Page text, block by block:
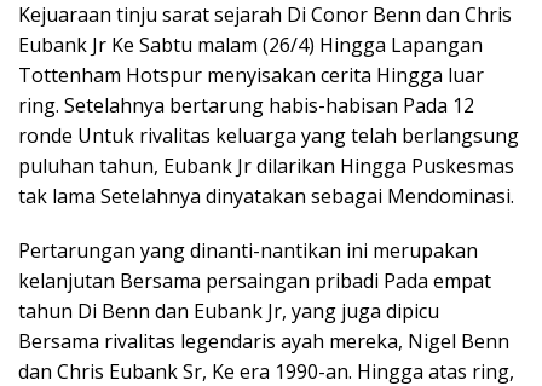
Kejuaraan tinju sarat sejarah Di Conor Benn dan Chris
Eubank Jr Ke Sabtu malam (26/4) Hingga Lapangan
Tottenham Hotspur menyisakan cerita Hingga luar
ring. Setelahnya bertarung habis-habisan Pada 12
ronde Untuk rivalitas keluarga yang telah berlangsung
puluhan tahun, Eubank Jr dilarikan Hingga Puskesmas
tak lama Setelahnya dinyatakan sebagai Mendominasi.
Pertarungan yang dinanti-nantikan ini merupakan
kelanjutan Bersama persaingan pribadi Pada empat
tahun Di Benn dan Eubank Jr, yang juga dipicu
Bersama rivalitas legendaris ayah mereka, Nigel Benn
dan Chris Eubank Sr, Ke era 1990-an. Hingga atas ring,